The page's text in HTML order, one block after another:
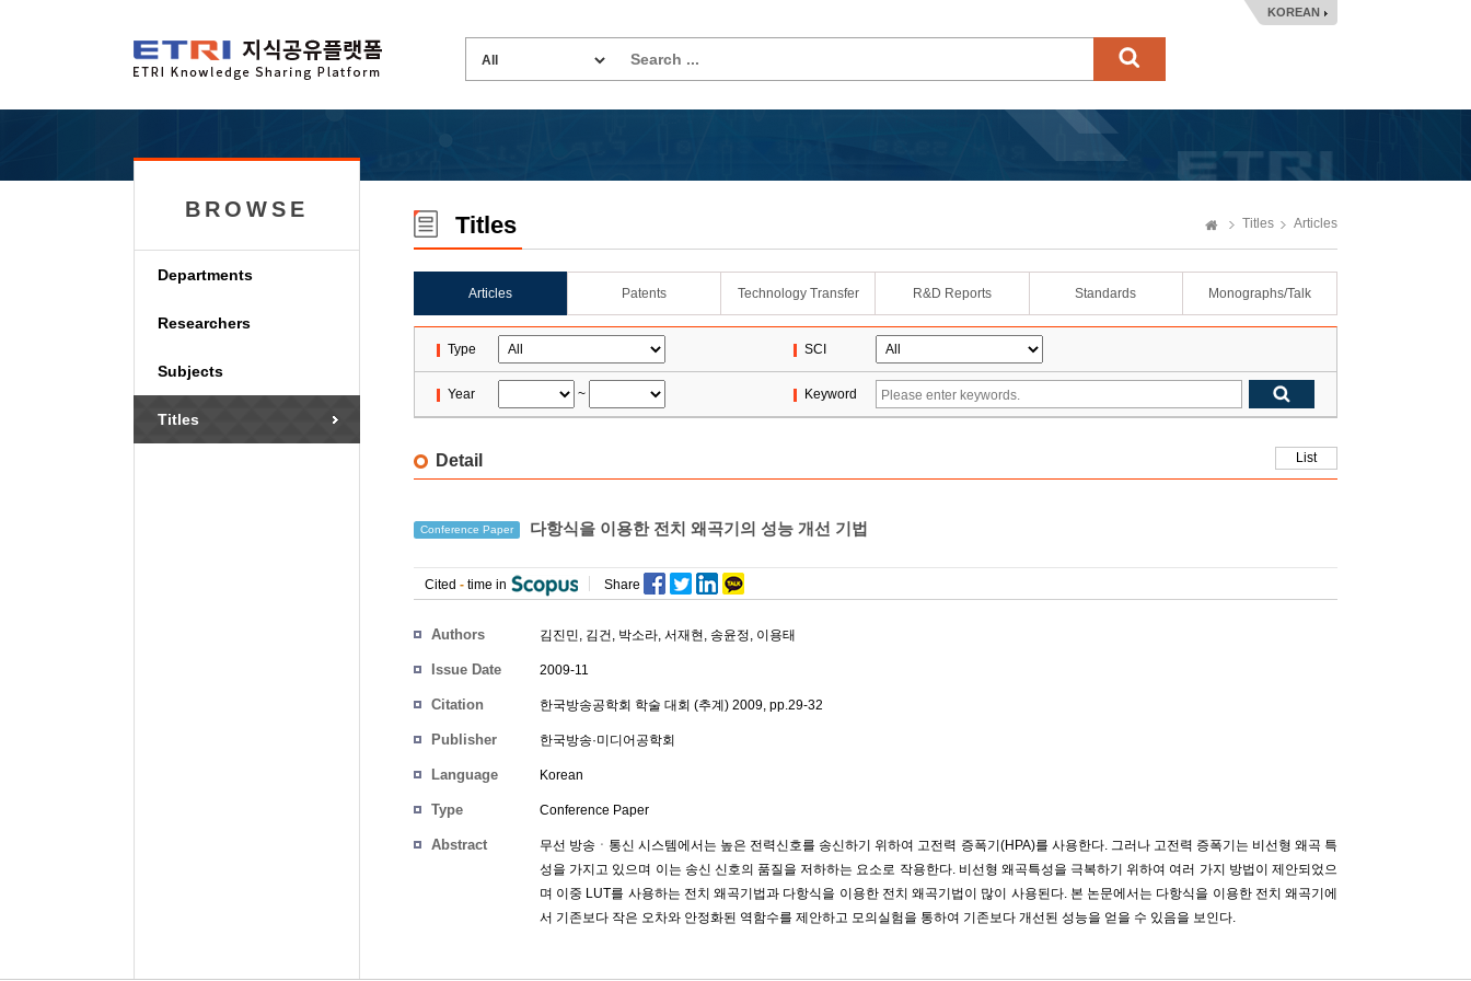
KOREAN
BROWSE
Departments
Researchers
Subjects
Titles
Titles Titles Articles
Articles Patents Technology Transfer R&D Reports Standards Monographs/Talk
Type SCI
Year ~ Keyword
Detail List
Conference Paper 다항식을 이용한 전치 왜곡기의 성능 개선 기법
Cited - time in Share
Authors 김진민, 김건, 박소라, 서재현 , 송윤정, 이용태
Issue Date 2009-11
Citation 한국방송공학회 학술 대회 (추계) 2009, pp.29-32
Publisher 한국방송·미디어공학회
Language Korean
Type Conference Paper
Abstract
무선 방송ㆍ통신 시스템에서는 높은 전력신호를 송신하기 위하여 고전력 증폭기(HPA)를 사용한다. 그러나 고전력 증폭기는 비선형 왜곡 특
성을 가지고 있으며 이는 송신 신호의 품질을 저하하는 요소로 작용한다. 비선형 왜곡특성을 극복하기 위하여 여러 가지 방법이 제안되었으
며 이중 LUT를 사용하는 전치 왜곡기법과 다항식을 이용한 전치 왜곡기법이 많이 사용된다. 본 논문에서는 다항식을 이용한 전치 왜곡기에
서 기존보다 작은 오차와 안정화된 역함수를 제안하고 모의실험을 통하여 기존보다 개선된 성능을 얻을 수 있음을 보인다.